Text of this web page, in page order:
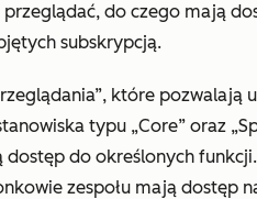
do czego mają
subskrypcją.
które pozwalają
typu „Core” oraz
dostęp do określonych
zespołu mają dostęp